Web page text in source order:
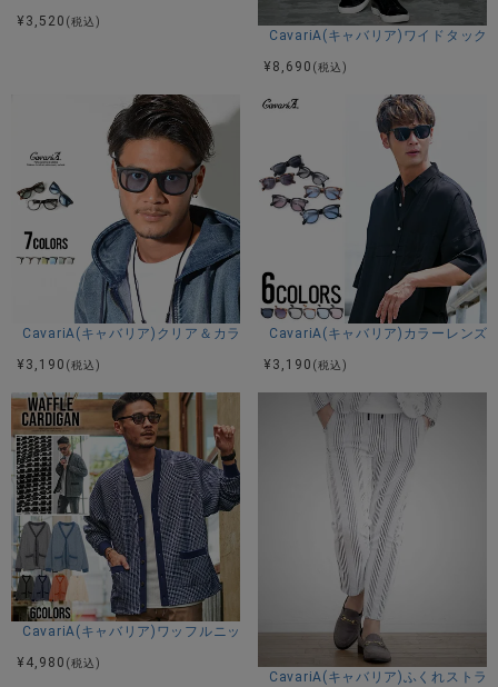
¥ 3,520 (税込)
CavariA(キャバリア)ワイドタック
¥ 8,690 (税込)
CavariA(キャバリア)クリア＆カラーレンズウェリントンサングラス/全7色
¥ 3,190 (税込)
CavariA(キャバリア)カラーレンズ
¥ 3,190 (税込)
CavariA(キャバリア)ワッフルニットボタンカーディガン/全6色
¥ 4,980 (税込)
CavariA(キャバリア)ふくれストラ